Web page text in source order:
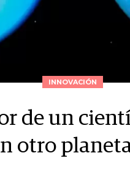
INNOVACIÓN
de un
otro